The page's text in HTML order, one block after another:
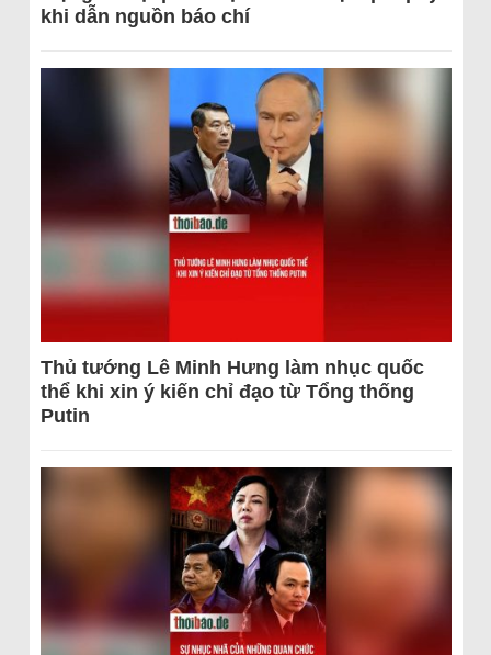
khi dẫn nguồn báo chí
Thủ tướng Lê Minh Hưng làm nhục quốc
thể khi xin ý kiến chỉ đạo từ Tổng thống
Putin